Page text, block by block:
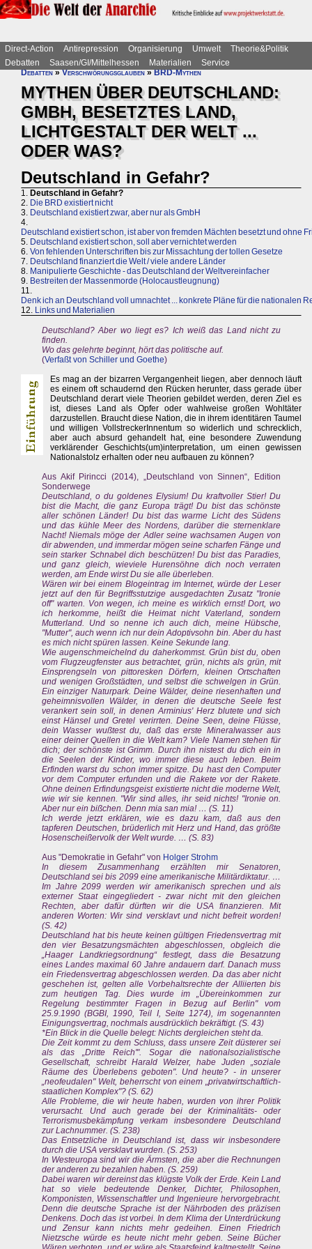
Direct-Action Antirepression Organisierung Umwelt
Theorie&Politik
Debatten
Saasen/GI/Mittelhessen Materialien
Service
Debatten»Verschwörungsglauben»BRD-Mythen
MYTHEN ÜBER DEUTSCHLAND:
GMBH, BESETZTES LAND,
LICHTGESTALT DER WELT ...
ODER WAS?
Deutschland in Gefahr?
1. Deutschland in Gefahr?
2. Die BRD existiert nicht
3. Deutschland existiert zwar, aber nur als GmbH
4.
Deutschland existiert schon, ist aber von fremden Mächten besetzt und ohne
5. Deutschland existiert schon, soll aber vernichtet werden
6. Von fehlenden Unterschriften bis zur Missachtung der tollen Gesetze
7. Deutschland finanziert die Welt / viele andere Länder
8. Manipulierte Geschichte - das Deutschland der Weltvereinfacher
9. Bestreiten der Massenmorde (Holocaustleugnung)
11.
Denk ich an Deutschland voll umnachtet ... konkrete Pläne für die nationalen
12. Links und Materialien
Deutschland? Aber wo liegt es? Ich weiß das Land nicht zu
finden.
Wo das gelehrte beginnt, hört das politische auf.
(Verfaßt von Schiller und Goethe)
Es mag an der bizarren Vergangenheit liegen, aber dennoch läuft
es einem oft schaudernd den Rücken herunter, dass gerade über
Deutschland derart viele Theorien gebildet werden, deren Ziel es
ist, dieses Land als Opfer oder wahlweise großen Wohltäter
darzustellen. Braucht diese Nation, die in ihrem identitären Taumel
und willigen VollstreckerInnentum so widerlich und schrecklich,
aber auch absurd gehandelt hat, eine besondere Zuwendung
verklärender Geschichts(um)interpretation, um einen gewissen
Nationalstolz erhalten oder neu aufbauen zu können?
Aus Akif Pirincci (2014), „Deutschland von Sinnen“, Edition
Sonderwege
Deutschland, o du goldenes Elysium! Du kraftvoller Stier! Du
bist die Macht, die ganz Europa trägt! Du bist das schönste
aller schönen Länder! Du bist das warme Licht des Südens
und das kühle Meer des Nordens, darüber die sternenklare
Nacht! Niemals möge der Adler seine wachsamen Augen von
dir abwenden, und immerdar mögen seine scharfen Fänge und
sein starker Schnabel dich beschützen! Du bist das Paradies,
und ganz gleich, wieviele Hurensöhne dich noch verraten
werden, am Ende wirst Du sie alle überleben.
Wären wir bei einem Blogeintrag im Internet, würde der Leser
jetzt auf den für Begriffsstutzige ausgedachten Zusatz "Ironie
off" warten. Von wegen, ich meine es wirklich ernst! Dort, wo
ich herkomme, heißt die Heimat nicht Vaterland, sondern
Mutterland. Und so nenne ich auch dich, meine Hübsche,
"Mutter", auch wenn ich nur dein Adoptivsohn bin. Aber du hast
es mich nicht spüren lassen. Keine Sekunde lang.
Wie augenschmeichelnd du daherkommst. Grün bist du, oben
vom Flugzeugfenster aus betrachtet, grün, nichts als grün, mit
Einsprengseln von pittoresken Dörfern, kleinen Ortschaften
und wenigen Großstädten, und selbst die schwelgen in Grün.
Ein einziger Naturpark. Deine Wälder, deine riesenhaften und
geheimnisvollen Wälder, in denen die deutsche Seele fest
verankert sein soll, in denen Arminius' Herz blutete und sich
einst Hänsel und Gretel verirrten. Deine Seen, deine Flüsse,
dein Wasser wußtest du, daß das erste Mineralwasser aus
einer deiner Quellen in die Welt kam? Viele Namen stehen für
dich; der schönste ist Grimm. Durch ihn nistest du dich ein in
die Seelen der Kinder, wo immer diese auch leben. Beim
Erfinden warst du schon immer spitze. Du hast den Computer
vor dem Computer erfunden und die Rakete vor der Rakete.
Ohne deinen Erfindungsgeist existierte nicht die moderne Welt,
wie wir sie kennen. "Wir sind alles, ihr seid nichts! "Ironie on.
Aber nur ein bißchen. Denn mia san mia! … (S. 11)
Ich werde jetzt erklären, wie es dazu kam, daß aus den
tapferen Deutschen, brüderlich mit Herz und Hand, das größte
Hosenscheißervolk der Welt wurde. … (S. 83)
Aus "Demokratie in Gefahr" von Holger Strohm
In diesem Zusammenhang erzählten mir Senatoren,
Deutschland sei bis 2099 eine amerikanische Militärdiktatur. …
Im Jahre 2099 werden wir amerikanisch sprechen und als
externer Staat eingegliedert - zwar nicht mit den gleichen
Rechten, aber dafür dürften wir die USA finanzieren. Mit
anderen Worten: Wir sind versklavt und nicht befreit worden!
(S. 42)
Deutschland hat bis heute keinen gültigen Friedensvertrag mit
den vier Besatzungsmächten abgeschlossen, obgleich die
„Haager Landkriegsordnung“ festlegt, dass die Besatzung
eines Landes maximal 60 Jahre andauern darf. Danach muss
ein Friedensvertrag abgeschlossen werden. Da das aber nicht
geschehen ist, gelten alle Vorbehaltsrechte der Alliierten bis
zum heutigen Tag. Dies wurde im „Übereinkommen zur
Regelung bestimmter Fragen in Bezug auf Berlin" vom
25.9.1990 (BGBI, 1990, Teil I, Seite 1274), im sogenannten
Einigungsvertrag, nochmals ausdrücklich bekräftigt. (S. 43)
*Ein Blick in die Quelle belegt: Nichts dergleichen steht da.
Die Zeit kommt zu dem Schluss, dass unsere Zeit düsterer sei
als das „Dritte Reich'". Sogar die nationalsozialistische
Gesellschaft, schreibt Harald Welzer, habe Juden „soziale
Räume des Überlebens geboten". Und heute? - in unserer
„neofeudalen" Welt, beherrscht von einem „privatwirtschaftlich-
staatlichen Komplex"? (S. 62)
Alle Probleme, die wir heute haben, wurden von ihrer Politik
verursacht. Und auch gerade bei der Kriminalitäts- oder
Terrorismusbekämpfung verkam insbesondere Deutschland
zur Lachnummer. (S. 238)
Das Entsetzliche in Deutschland ist, dass wir insbesondere
durch die USA versklavt wurden. (S. 253)
In Westeuropa sind wir die Ärmsten, die aber die Rechnungen
der anderen zu bezahlen haben. (S. 259)
Dabei waren wir dereinst das klügste Volk der Erde. Kein Land
hat so viele bedeutende Denker, Dichter, Philosophen,
Komponisten, Wissenschaftler und Ingenieure hervorgebracht.
Denn die deutsche Sprache ist der Nährboden des präzisen
Denkens. Doch das ist vorbei. In dem Klima der Unterdrückung
und Zensur kann nichts mehr gedeihen. Einen Friedrich
Nietzsche würde es heute nicht mehr geben. Seine Bücher